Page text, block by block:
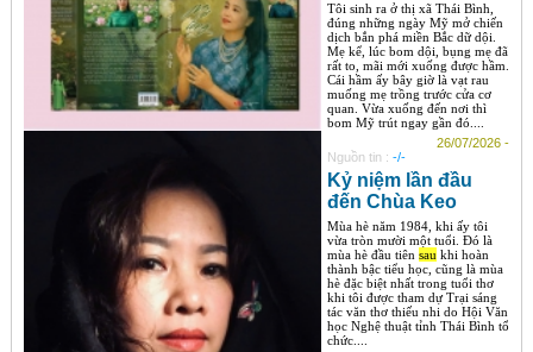
Tôi sinh ra ở thị xã Thái Bình,
đúng những ngày Mỹ mở chiến
dịch bắn phá miền Bắc dữ dội.
Mẹ kể, lúc bom dội, bụng mẹ đã
rất to, mãi mới xuống được hầm.
Cái hầm ấy bây giờ là vạt rau
muống mẹ trồng trước cửa cơ
quan. Vừa xuống đến nơi thì
bom Mỹ trút ngay gần đó....
26/07/2026 -
Nguồn tin : -/-
Kỷ niệm lần đầu
đến Chùa Keo
Mùa hè năm 1984, khi ấy tôi
vừa tròn mười một tuổi. Đó là
mùa hè đầu tiên saukhi hoàn
thành bậc tiểu học, cũng là mùa
hè đặc biệt nhất trong tuổi thơ
khi tôi được tham dự Trại sáng
tác văn thơ thiếu nhi do Hội Văn
học Nghệ thuật tỉnh Thái Bình tổ
chức....